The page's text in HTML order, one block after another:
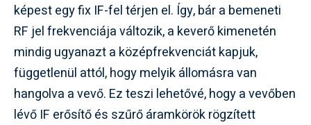
képest egy fix IF-fel térjen el. Így, bár a bemeneti
RF jel frekvenciája változik, a keverő kimenetén
mindig ugyanazt a középfrekvenciát kapjuk,
függetlenül attól, hogy melyik állomásra van
hangolva a vevő. Ez teszi lehetővé, hogy a vevőben
lévő IF erősítő és szűrő áramkörök rögzített